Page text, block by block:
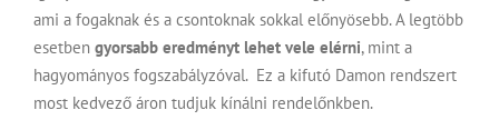
ami a fogaknak és a csontoknak sokkal előnyösebb. A legtöbb
esetben gyorsabb eredményt lehet vele elérni, mint a
hagyományos fogszabályzóval. Ez a kifutó Damon rendszert
most kedvező áron tudjuk kínálni rendelőnkben.